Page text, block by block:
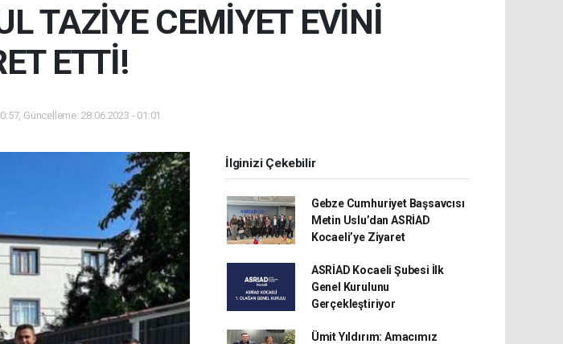
TAZİYE CEMİYET EVİNİ
ETTİ!
Güncelleme: 28.06.2023 - 01:01
İlginizi Çekebilir
Gebze Cumhuriyet Başsavcısı
Metin Uslu’dan ASRİAD
Kocaeli’ye Ziyaret
ASRİAD Kocaeli Şubesi İlk
Genel Kurulunu
Gerçekleştiriyor
Ümit Yıldırım: Amacımız